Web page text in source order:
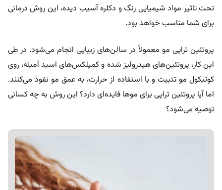
تحت تاثیر مواد شیمیایی رنگ و دکلره آسیب دیده، این روش درمانی
برای شما مناسب خواهد بود.
پروتئین تراپی مو معمولاً در سالن‌های زیبایی انجام می‌شود. در طی
این کار، پروتئین‌های هیدرولیز شده و کمپلکس‌های اسید آمینه، روی
کوتیکول مو تثبیت و با استفاده از حرارت، به عمق مو نفوذ می‌کنند.
اما آیا پروتئین تراپی برای موها فایده‌ای دارد؟ این روش به چه کسانی
توصیه می‌شود؟